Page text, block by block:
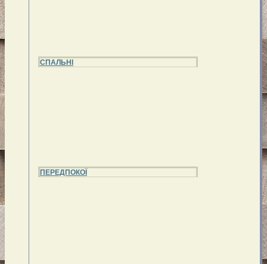
СПАЛЬНІ
ПЕРЕДПОКОЇ